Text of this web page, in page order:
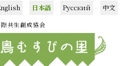
日本語 Русский 中文
際共生創成協会